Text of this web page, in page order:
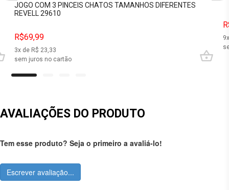
JOGO COM 3 PINCEIS CHATOS TAMANHOS DIFERENTES
REVELL 29610
R$69,99
3x de R$ 23,33
sem juros no cartão
9
AVALIAÇÕES DO PRODUTO
Tem esse produto? Seja o primeiro a avaliá-lo!
Escrever avaliação...